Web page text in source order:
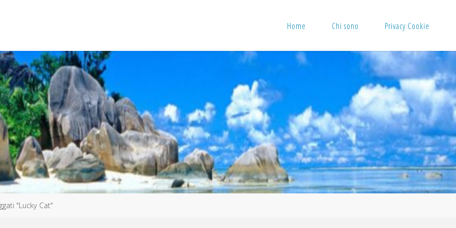
Home Chi sono Privacy Cookie
"Lucky Cat"